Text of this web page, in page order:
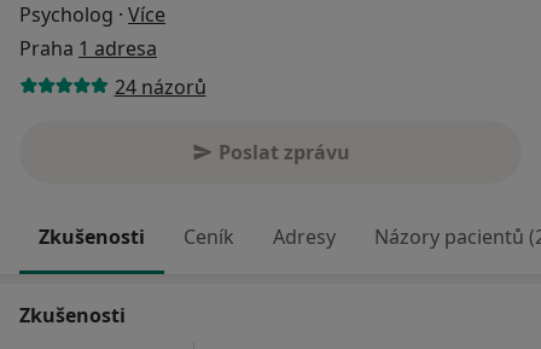
Psycholog · Více
Praha 1 adresa
24 názorů
Poslat zprávu
Zkušenosti Ceník Adresy Názory pacientů
Zkušenosti